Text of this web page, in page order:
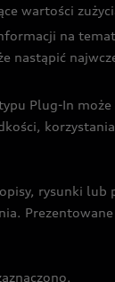
wartości
na
nastąpić
Plug-In
rysunki